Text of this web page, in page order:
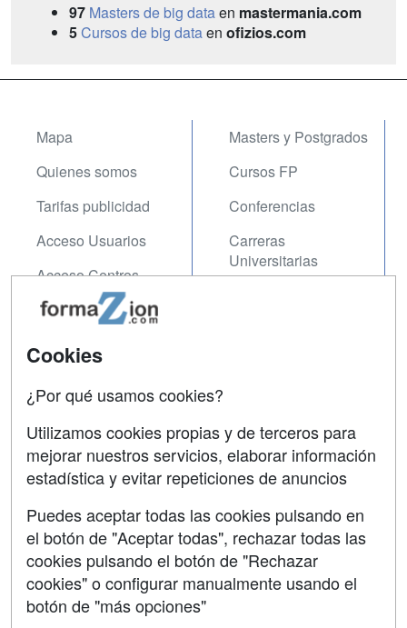
97 Masters de big dataen mastermania.com
5Cursos de big dataen ofizios.com
Mapa
Quienes somos
Tarifas publicidad
Acceso Usuarios
Acceso Centros
Masters y Postgrados
Cursos FP
Conferencias
Carreras
Universitarias
Contactar
Copyleft
Grupo formazion:
Cookies
¿Por qué usamos cookies?
Utilizamos cookies propias y de terceros para
mejorar nuestros servicios, elaborar información
estadística y evitar repeticiones de anuncios
Puedes aceptar todas las cookies pulsando en
el botón de "Aceptar todas", rechazar todas las
cookies pulsando el botón de "Rechazar
cookies" o configurar manualmente usando el
botón de "más opciones"